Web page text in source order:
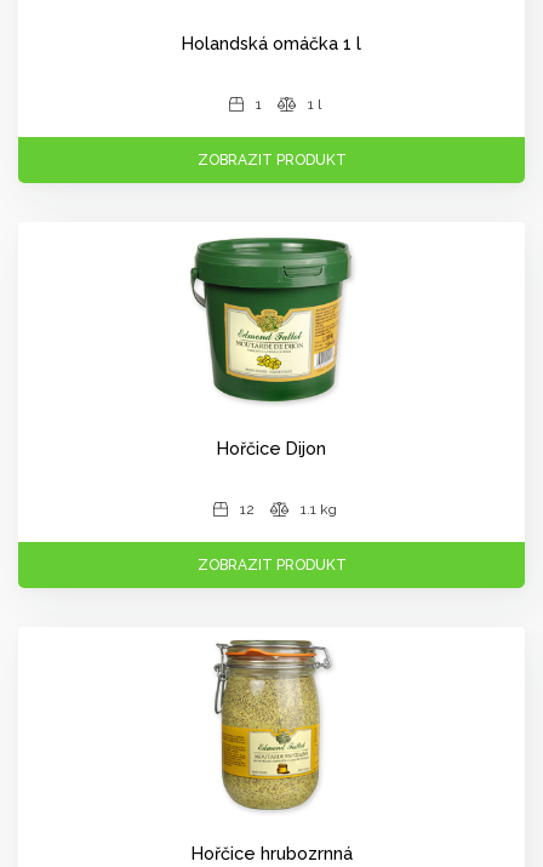
Holandská omáčka 1 l
1 1 l
ZOBRAZIT PRODUKT
Hořčice Dijon
12 1.1 kg
ZOBRAZIT PRODUKT
Hořčice hrubozrnná